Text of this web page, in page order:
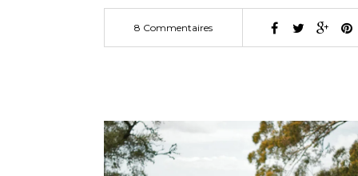
8 Commentaires